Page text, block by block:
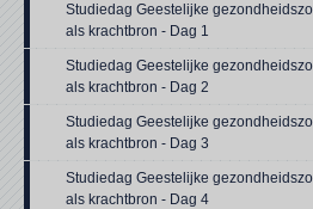
Studiedag Geestelijke
als krachtbron - Dag 1
Studiedag Geestelijke
als krachtbron - Dag 2
Studiedag Geestelijke
als krachtbron - Dag 3
Studiedag Geestelijke
als krachtbron - Dag 4